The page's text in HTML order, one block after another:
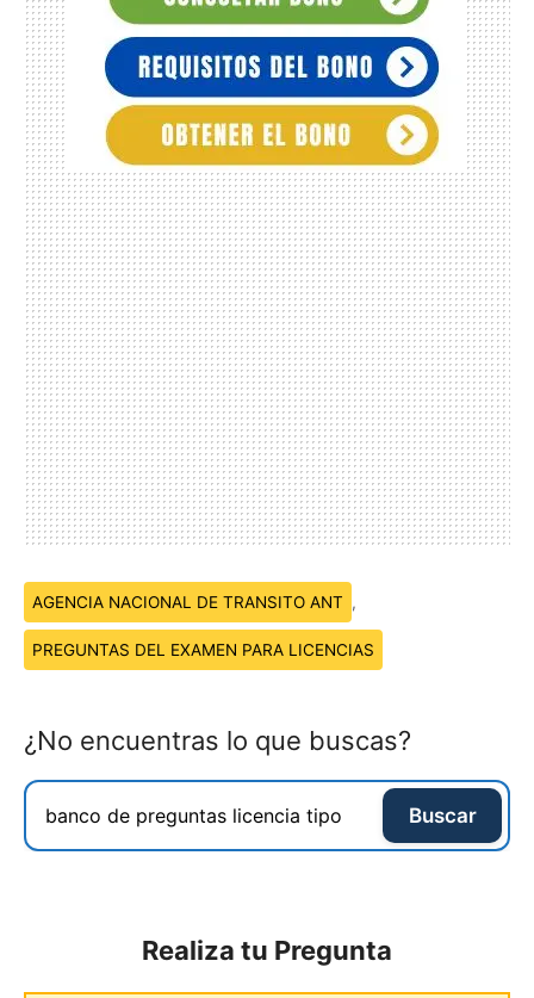
Temas:
AGENCIA NACIONAL DE TRANSITO ANT ,
PREGUNTAS DEL EXAMEN PARA LICENCIAS
¿No encuentras lo que buscas?
Buscar
Realiza tu Pregunta